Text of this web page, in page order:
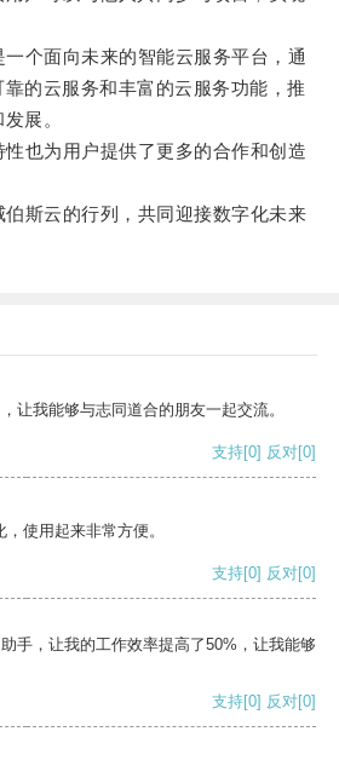
面向未来的智能云服务平台，通
的云服务和丰富的云服务功能，推
展。
为用户提供了更多的合作和创造
斯云的行列，共同迎接数字化未来
让我能够与志同道合的朋友一起交流。
支持[0] 反对[0]
使用起来非常方便。
支持[0] 反对[0]
手，让我的工作效率提高了50%，让我能够
支持[0] 反对[0]